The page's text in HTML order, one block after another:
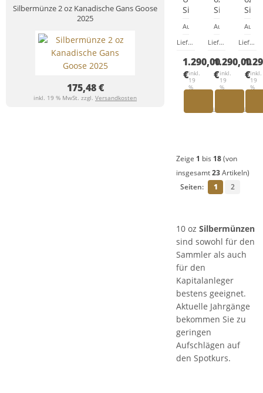
Silbermünze
Tiger
2021
Auflage: 200 Stück
Lieferzeit:
Lieferzeit wegen
1.290,00
€inkl.
19
%
Versandkosten
Silbermünze
Polonia
&
50
Mark
2022
Auflage: 250
Lieferzeit:
1.290,00
€inkl.
19
%
Versandkosten
&
50
2023
Lieferzeit:
€inkl.
19
%
Zeige 1 bis 18(von
insgesamt23Artikeln)
Seiten:
1 2
10 oz Silbermünzen
sind sowohl für den
Sammler als auch
für den
Kapitalanleger
bestens geeignet.
Aktuelle Jahrgänge
bekommen Sie zu
geringen
Aufschlägen auf
den Spotkurs.
Silbermünze 2 oz Kanadische Gans Goose
2025
175,48 €
inkl. 19 % MwSt. zzgl. Versandkosten